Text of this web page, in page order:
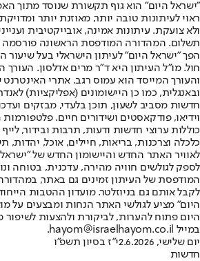
"ישראל היום" הוא גוף תקשורת שנוסד מתוך
ראוי לעיתונות טובה יותר, מאוזנת יותר
ולא צועקת. עיתונות אמינה, אובייקטיבית
הפך "ישראל היום" לעיתון הישראלי בעל שיעור
חול. מו"ל העיתון היא ד"ר מרים אדלסון. העורך
והעורך המייסד הוא עמוס רגב. אתרי
חדשות מסביב לשעון, תוכן בלעדי, מבזקים
וידיאו, פודקאסטים ושידורים חיים.
כוללות ערוצי חדשות ודעות, תרבות ובידור,
לאוויר האתר החדש והיישומון החדש של
לספק לגולשים חוויה מהירה, עדכנית, בטוחה
המודפסת של העיתון זמינים גם באתר,
לקבל אותם גם בניוזלטר. מועדון ההטבות
היום" מציע לגולשי האתר הנחות ומבצעים על
היום פתוח להערות, לביקורת ולהצעות לשיפור
במייל hayom@israelhayom.co.il.
יום שלישי, 2.6.2026
י"ז בסיון תשפ"ו
חדשות